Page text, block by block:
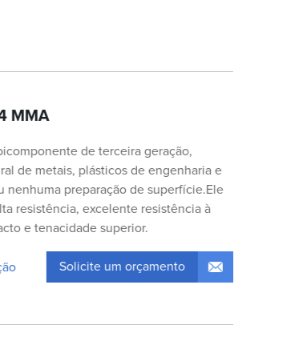
MMA
de terceira geração,
de metais, plásticos de engenharia e
nenhuma preparação de superfície.Ele
resistência, excelente resistência à
e tenacidade superior.
Solicite um orçamento